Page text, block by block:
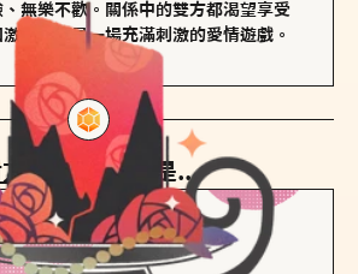
無樂不歡。關係中的雙方都渴望享受
動，像是一場充滿刺激的愛情遊戲。
的主調蠟燭是...